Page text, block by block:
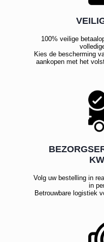
100% veilige
Kies de bescherming
aankopen met het
Volg uw bestelling in
in
Betrouwbare logistiek